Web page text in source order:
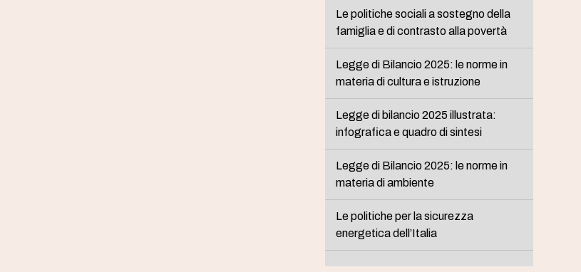
Le politiche sociali a sostegno della
famiglia e di contrasto alla povertà
Legge di Bilancio 2025: le norme in
materia di cultura e istruzione
Legge di bilancio 2025 illustrata:
infografica e quadro di sintesi
Legge di Bilancio 2025: le norme in
materia di ambiente
Le politiche per la sicurezza
energetica dell’Italia